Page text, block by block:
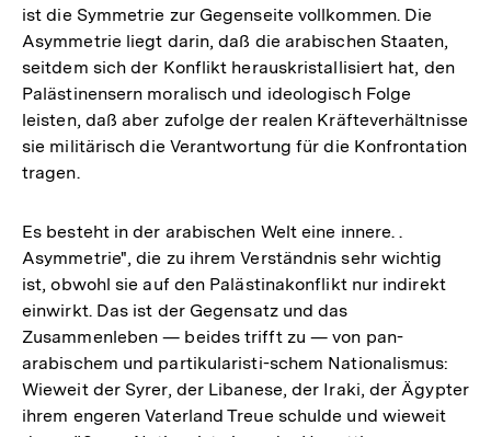
ist die Symmetrie zur Gegenseite vollkommen. Die
Asymmetrie liegt darin, daß die arabischen Staaten,
seitdem sich der Konflikt herauskristallisiert hat, den
Palästinensern moralisch und ideologisch Folge
leisten, daß aber zufolge der realen Kräfteverhältnisse
sie militärisch die Verantwortung für die Konfrontation
tragen.
Es besteht in der arabischen Welt eine innere. .
Asymmetrie", die zu ihrem Verständnis sehr wichtig
ist, obwohl sie auf den Palästinakonflikt nur indirekt
einwirkt. Das ist der Gegensatz und das
Zusammenleben — beides trifft zu — von pan-
arabischem und partikularisti-schem Nationalismus:
Wieweit der Syrer, der Libanese, der Iraki, der Ägypter
ihrem engeren Vaterland Treue schulde und wieweit